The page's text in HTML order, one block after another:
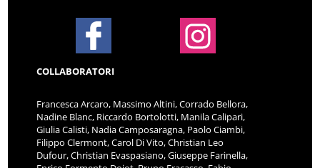
COLLABORATORI
Francesca Arcaro, Massimo Altini, Corrado Bellora,
Nadine Blanc, Riccardo Bortolotti, Manila Calipari,
Giulia Calisti, Nadia Camposaragna, Paolo Ciambi,
Filippo Clermont, Carol Di Vito, Christian Leo
Dufour, Christian Evaspasiano, Giuseppe Farinella,